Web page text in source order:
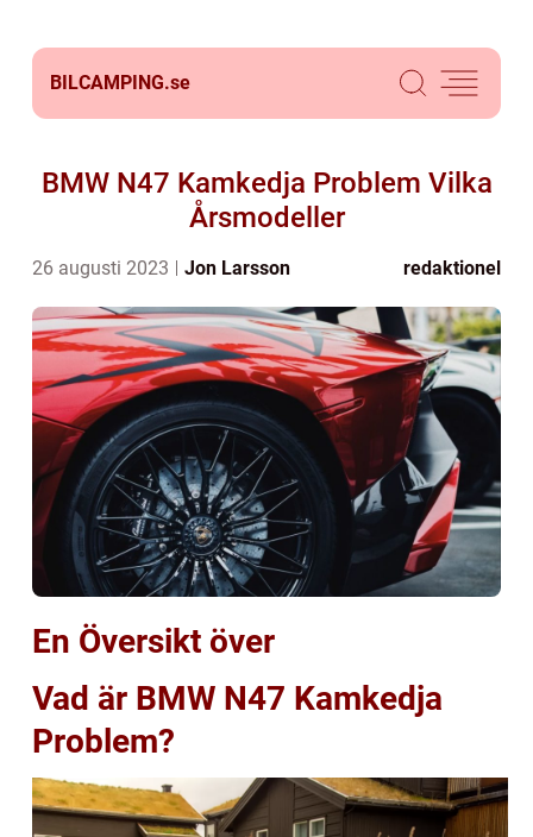
BILCAMPING.se
BMW N47 Kamkedja Problem Vilka
Årsmodeller
26 augusti 2023 Jon Larsson redaktionel
En Översikt över
Vad är BMW N47 Kamkedja
Problem?